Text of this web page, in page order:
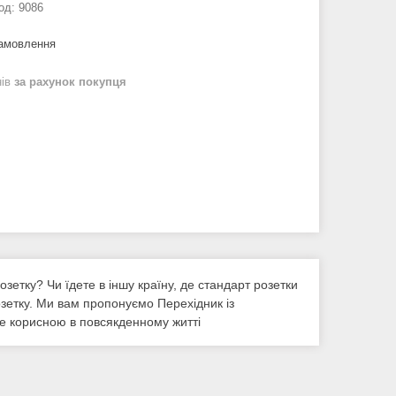
9086
за рахунок покупця
Чи їдете в іншу країну, де стандарт розетки
Ми вам пропонуємо Перехідник із
корисною в повсякденному житті